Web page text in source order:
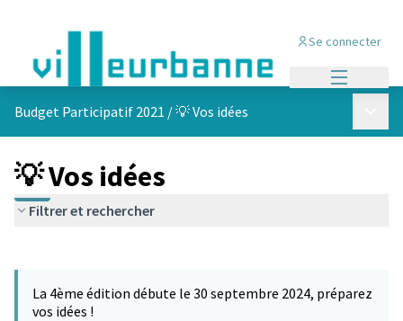
Se connecter
Budget Participatif 2021 /💡 Vos idées
💡 Vos idées
Filtrer et rechercher
La 4ème édition débute le 30 septembre 2024, préparez
vos idées !